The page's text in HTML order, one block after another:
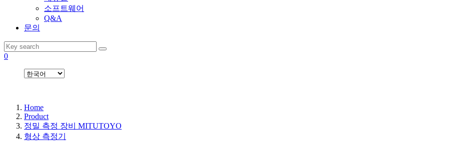
소프트웨어
Q&A
문의
0
Home
Product
정밀 측정 장비 MITUTOYO
형상 측정기